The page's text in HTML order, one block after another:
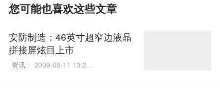
您可能也喜欢这些文章
安防制造：46英寸超窄边液晶
拼接屏炫目上市
资讯
2009-08-11 13:22: